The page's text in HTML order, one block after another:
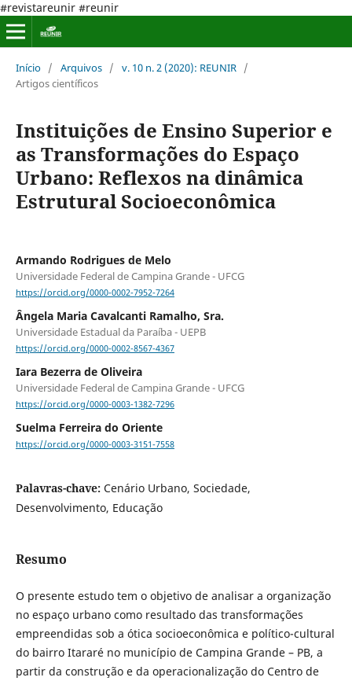
#revistareunir #reunir
Início / Arquivos / v. 10 n. 2 (2020): REUNIR /
Artigos científicos
Instituições de Ensino Superior e
as Transformações do Espaço
Urbano: Reflexos na dinâmica
Estrutural Socioeconômica
Armando Rodrigues de Melo
Universidade Federal de Campina Grande - UFCG
https://orcid.org/0000-0002-7952-7264
Ângela Maria Cavalcanti Ramalho, Sra.
Universidade Estadual da Paraíba - UEPB
https://orcid.org/0000-0002-8567-4367
Iara Bezerra de Oliveira
Universidade Federal de Campina Grande - UFCG
https://orcid.org/0000-0003-1382-7296
Suelma Ferreira do Oriente
https://orcid.org/0000-0003-3151-7558
Palavras-chave: Cenário Urbano, Sociedade,
Desenvolvimento, Educação
Resumo
O presente estudo tem o objetivo de analisar a organização
no espaço urbano como resultado das transformações
empreendidas sob a ótica socioeconômica e político-cultural
do bairro Itararé no município de Campina Grande – PB, a
partir da construção e da operacionalização do Centro de